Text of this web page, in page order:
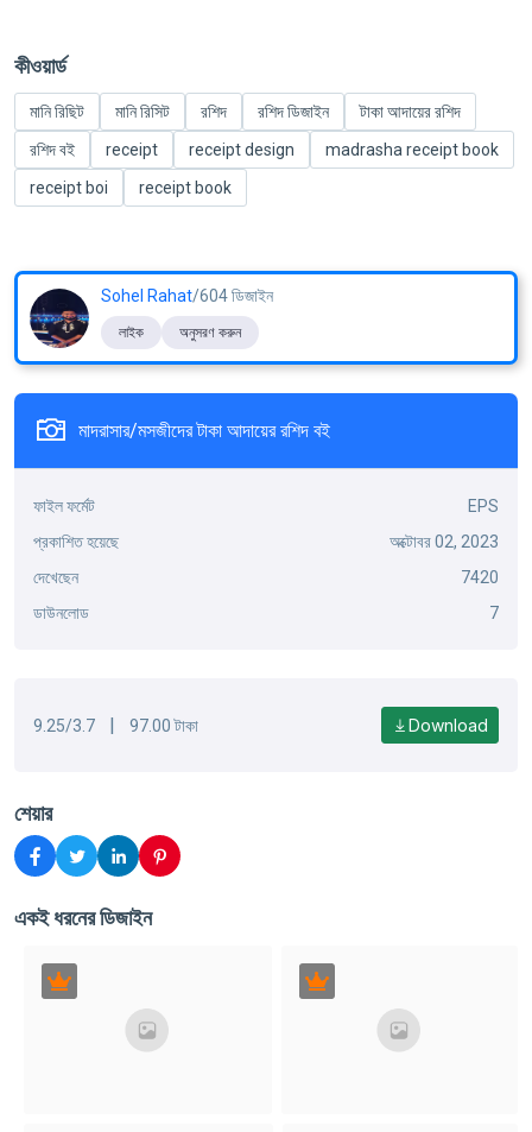
কীওয়ার্ড
মানি রিছিট মানি রিসিট রশিদ রশিদ ডিজাইন
টাকা আদায়ের রশিদ
রশিদ বই
receipt receipt design
madrasha receipt book
receipt boi
receipt book
Sohel Rahat/604 ডিজাইন
লাইক অনুসরণ করুন
মাদরাসার/মসজীদের টাকা আদায়ের রশিদ বই
ফাইল ফর্মেট
EPS
প্রকাশিত হয়েছে
অক্টোবর 02, 2023
দেখেছেন
7420
ডাউনলোড
7
9.25/3.7 | 97.00 টাকা Download
শেয়ার
একই ধরনের ডিজাইন